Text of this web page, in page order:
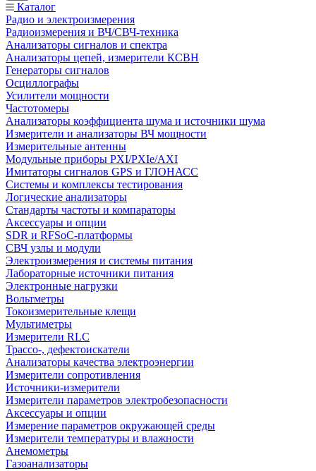
Каталог
Радио и электроизмерения
Радиоизмерения и ВЧ/СВЧ-техника
Анализаторы сигналов и спектра
Анализаторы цепей, измерители КСВН
Генераторы сигналов
Осциллографы
Усилители мощности
Частотомеры
Анализаторы коэффициента шума и источники шума
Измерители и анализаторы ВЧ мощности
Измерительные антенны
Модульные приборы PXI/PXIe/AXI
Имитаторы сигналов GPS и ГЛОНАСС
Системы и комплексы тестирования
Логические анализаторы
Стандарты частоты и компараторы
Аксессуары и опции
SDR и RFSoC‑платформы
СВЧ узлы и модули
Электроизмерения и системы питания
Лабораторные источники питания
Электронные нагрузки
Вольтметры
Токоизмерительные клещи
Мультиметры
Измерители RLC
Трассо-, дефектоискатели
Анализаторы качества электроэнергии
Измерители сопротивления
Источники-измерители
Измерители параметров электробезопасности
Аксессуары и опции
Измерение параметров окружающей среды
Измерители температуры и влажности
Анемометры
Газоанализаторы